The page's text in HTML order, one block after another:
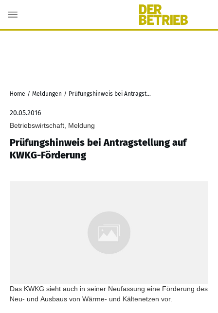
Home / Meldungen / Prüfungshinweis bei Antragstellung auf KWKG-Förderung
20.05.2016
Betriebswirtschaft, Meldung
Prüfungshinweis bei Antragstellung auf
KWKG-Förderung
Das KWKG sieht auch in seiner Neufassung eine Förderung des
Neu- und Ausbaus von Wärme- und Kältenetzen vor.